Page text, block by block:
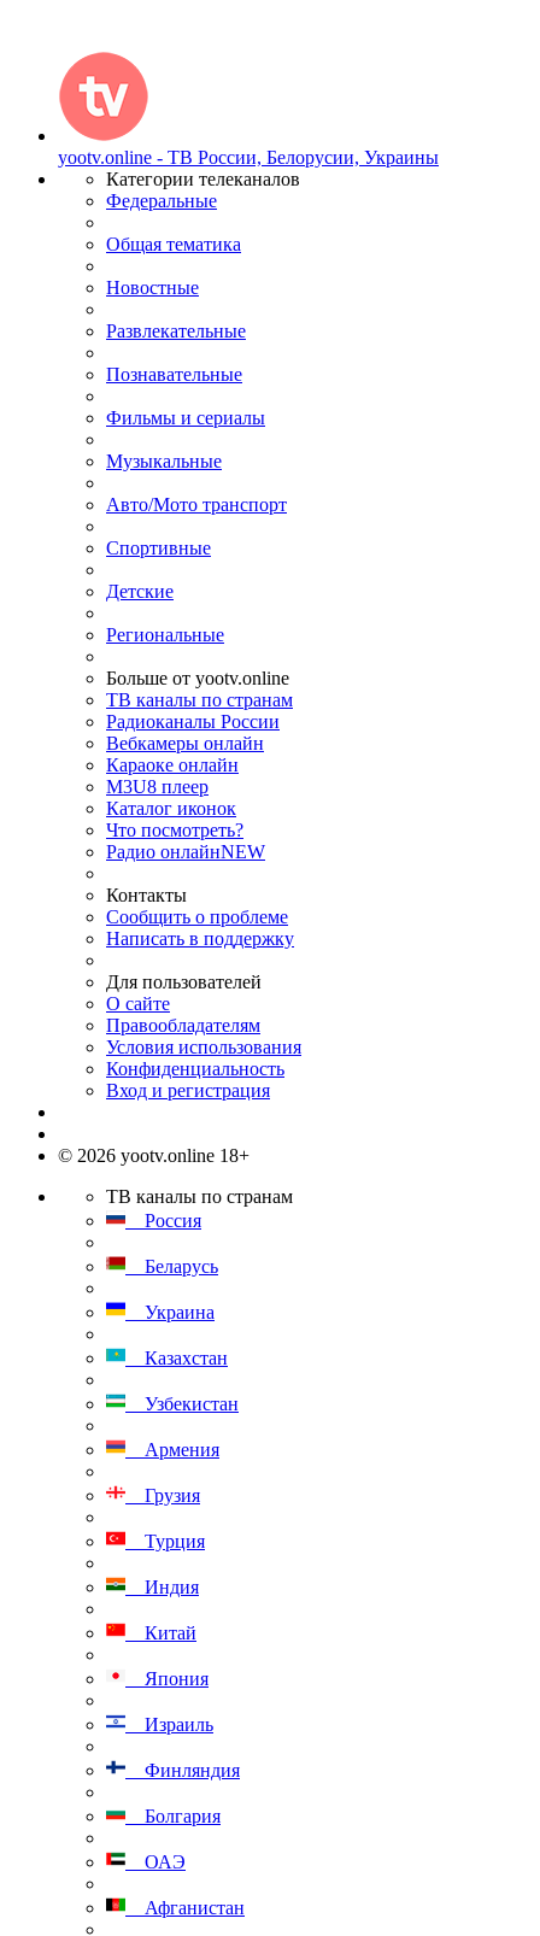
yootv.online - ТВ России, Белорусии, Украины
Категории телеканалов
Федеральные
Общая тематика
Новостные
Развлекательные
Познавательные
Фильмы и сериалы
Музыкальные
Авто/Мото транспорт
Спортивные
Детские
Региональные
Больше от yootv.online
ТВ каналы по странам
Радиоканалы России
Вебкамеры онлайн
Караоке онлайн
M3U8 плеер
Каталог иконок
Что посмотреть?
Радио онлайнNEW
Контакты
Сообщить о проблеме
Написать в поддержку
Для пользователей
О сайте
Правообладателям
Условия использования
Конфиденциальность
Вход и регистрация
© 2026 yootv.online 18+
ТВ каналы по странам
Россия
Беларусь
Украина
Казахстан
Узбекистан
Армения
Грузия
Турция
Индия
Китай
Япония
Израиль
Финляндия
Болгария
ОАЭ
Афганистан